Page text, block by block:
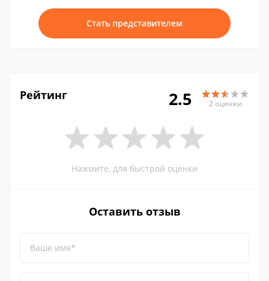
Стать представителем
Рейтинг 2.5 2 оценки
Нажмите, для быстрой оценки
Оставить отзыв
Ваше имя*